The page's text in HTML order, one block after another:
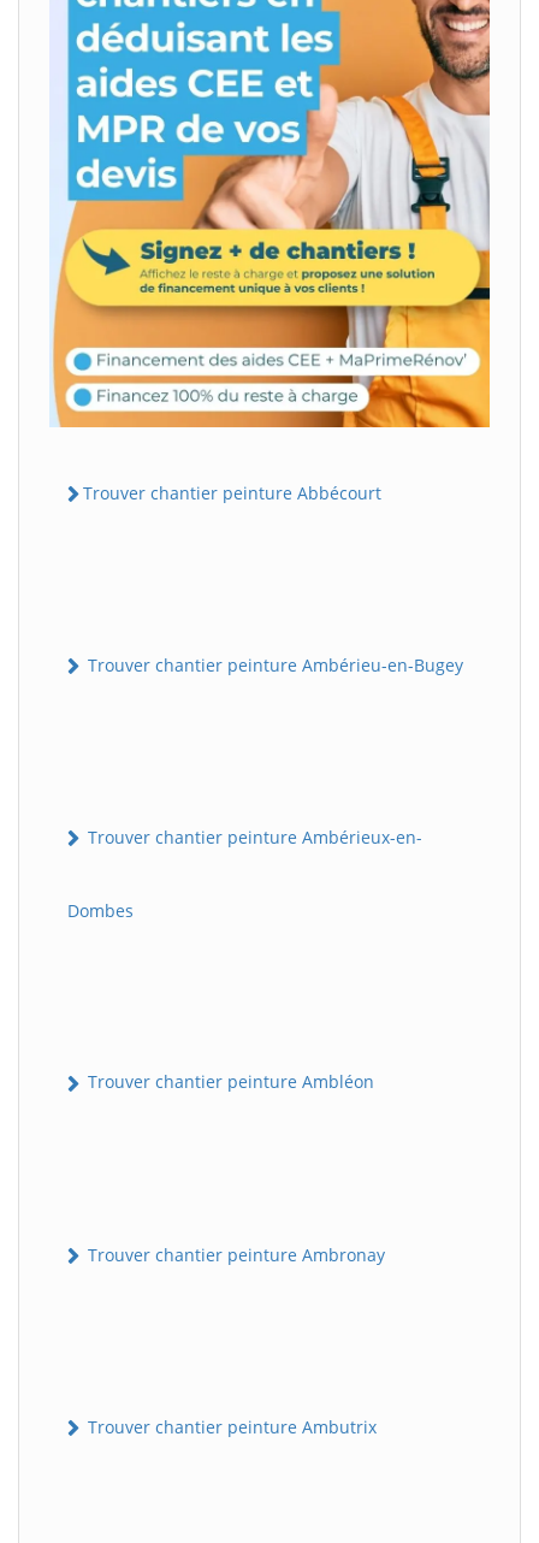
Trouver chantier peinture Abbécourt
Trouver chantier peinture Ambérieu-en-Bugey
Trouver chantier peinture Ambérieux-en-
Dombes
Trouver chantier peinture Ambléon
Trouver chantier peinture Ambronay
Trouver chantier peinture Ambutrix